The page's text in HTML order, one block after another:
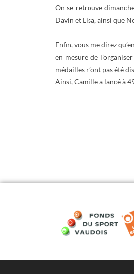
On se retrouve
Davin et Lisa, ainsi que
Enfin, vous me direz
en mesure de
médailles n’ont pas été
Ainsi, Camille a lancé à